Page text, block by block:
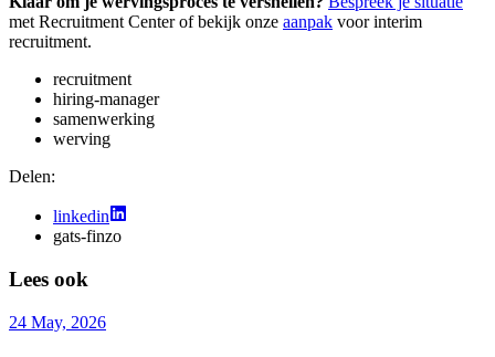
met Recruitment Center of bekijk onze aanpak voor interim
recruitment.
recruitment
hiring-manager
samenwerking
werving
Delen:
linkedin
gats-finzo
Lees ook
24 May, 2026